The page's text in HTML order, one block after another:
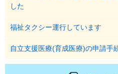
した
福祉タクシー運行しています
自立支援医療(育成医療)の申請手